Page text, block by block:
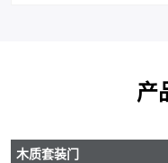
产
木质套装门